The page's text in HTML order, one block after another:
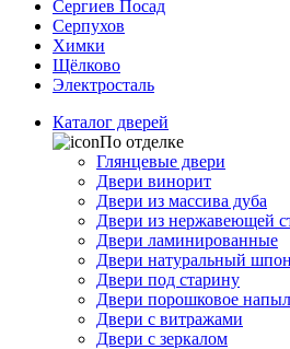
Сергиев Посад
Серпухов
Химки
Щёлково
Электросталь
Каталог дверей
По отделке
Глянцевые двери
Двери винорит
Двери из массива дуба
Двери из нержавеющей
Двери ламинированные
Двери натуральный шпон
Двери под старину
Двери порошковое
Двери с витражами
Двери с зеркалом